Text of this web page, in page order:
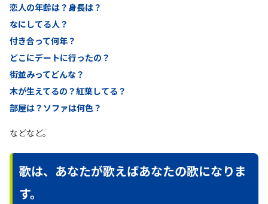
恋人の年齢は？身長は？
なにしてる人？
付き合って何年？
どこにデートに行ったの？
街並みってどんな？
木が生えてるの？紅葉してる？
部屋は？ソファは何色？
などなど。
歌は、あなたが歌えばあなたの歌になりま
す。